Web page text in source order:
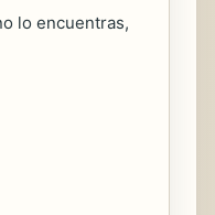
lo encuentras,